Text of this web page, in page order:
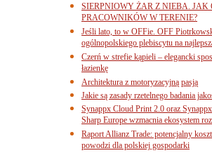
SIERPNIOWY ŻAR Z NIEBA. JAK
PRACOWNIKÓW W TERENIE?
Jeśli lato, to w OFFie. OFF
ogólnopolskiego plebiscytu na
Czerń w strefie kąpieli – elegancki
łazienkę
Architektura z motoryzacyjną pasją
Jakie są zasady rzetelnego badania
Synappx Cloud Print 2.0 oraz
Sharp Europe wzmacnia ekosystem
Raport Allianz Trade: potencjalny
powodzi dla polskiej gospodarki